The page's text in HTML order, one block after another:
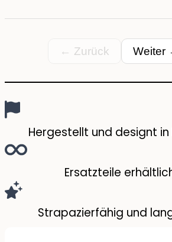
nicht und wir mussten
auf alternative Dosen
← Zurück Weiter
Hergestellt und designt in
Ersatzteile
Strapazierfähig und